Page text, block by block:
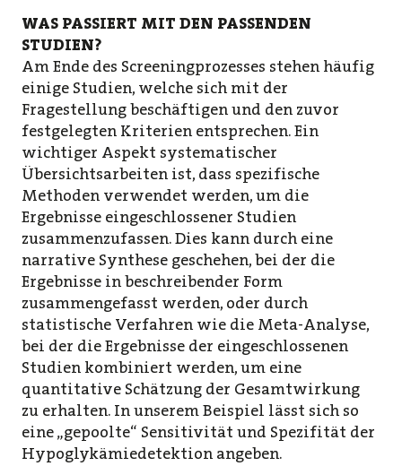
WAS PASSIERT MIT DEN PASSENDEN
STUDIEN?
Am Ende des Screeningprozesses stehen häufig
einige Studien, welche sich mit der
Fragestellung beschäftigen und den zuvor
festgelegten Kriterien entsprechen. Ein
wichtiger Aspekt systematischer
Übersichtsarbeiten ist, dass spezifische
Methoden verwendet werden, um die
Ergebnisse eingeschlossener Studien
zusammenzufassen. Dies kann durch eine
narrative Synthese geschehen, bei der die
Ergebnisse in beschreibender Form
zusammengefasst werden, oder durch
statistische Verfahren wie die Meta-Analyse,
bei der die Ergebnisse der eingeschlossenen
Studien kombiniert werden, um eine
quantitative Schätzung der Gesamtwirkung
zu erhalten. In unserem Beispiel lässt sich so
eine „gepoolte“ Sensitivität und Spezifität der
Hypoglykämiedetektion angeben.